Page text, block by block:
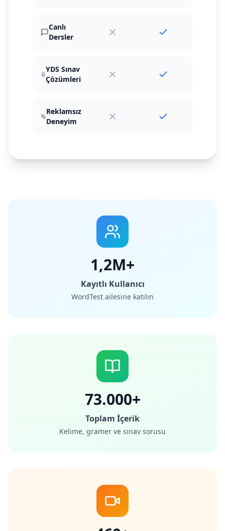
Canlı
Dersler
YDS Sınav
Çözümleri
Reklamsız
Deneyim
1,2M+
Kayıtlı Kullanıcı
WordTest ailesine katılın
73.000+
Toplam İçerik
Kelime, gramer ve sınav sorusu